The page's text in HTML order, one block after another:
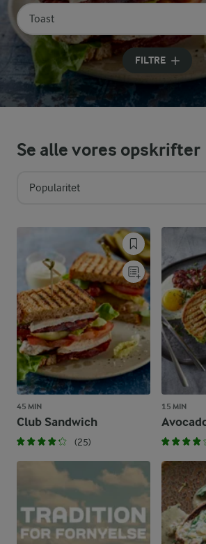
Søg på kategori
Indtast søgeord for at søge
FILTRE
Se alle vores opskrifter
Popularitet
45 MIN
Club Sandwich
(25)
15 MIN